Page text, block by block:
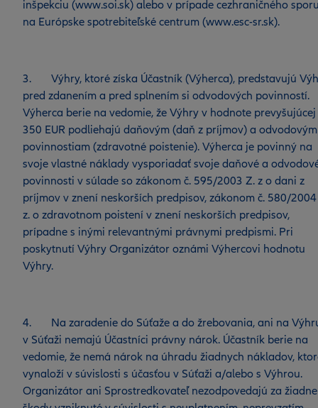
inšpekciu (www.soi.sk) alebo v prípade cezhraničného
na Európske spotrebiteľské centrum (www.esc-sr.sk).
3. Výhry, ktoré získa Účastník (Výherca), predstavujú
pred zdanením a pred splnením si odvodových povinností.
Výherca berie na vedomie, že Výhry v hodnote prevyšujúcej
350 EUR podliehajú daňovým (daň z príjmov) a odvodovým
povinnostiam (zdravotné poistenie). Výherca je povinný na
svoje vlastné náklady vysporiadať svoje daňové a
povinnosti v súlade so zákonom č. 595/2003 Z. z o dani z
príjmov v znení neskorších predpisov, zákonom č. 580/
z. o zdravotnom poistení v znení neskorších predpisov,
prípadne s inými relevantnými právnymi predpismi. Pri
poskytnutí Výhry Organizátor oznámi Výhercovi hodnotu
Výhry.
4. Na zaradenie do Súťaže a do žrebovania, ani na
v Súťaži nemajú Účastníci právny nárok. Účastník berie na
vedomie, že nemá nárok na úhradu žiadnych nákladov,
vynaloží v súvislosti s účasťou v Súťaži a/alebo s Výhrou.
Organizátor ani Sprostredkovateľ nezodpovedajú za žiadne